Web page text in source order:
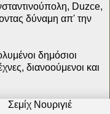
Duzce,
δύναμη απ' την
δημόσιοι
διανοούμενοι και